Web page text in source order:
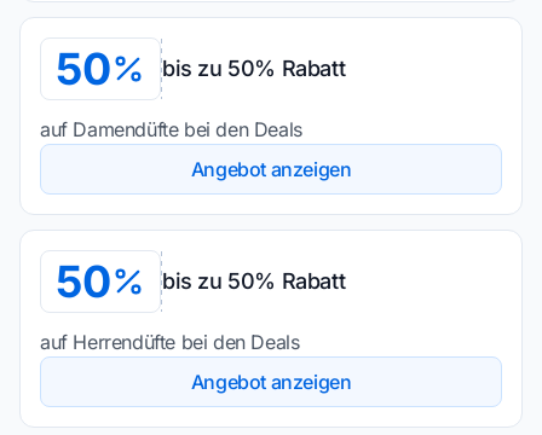
50 bis zu 50% Rabatt
auf Damendüfte bei den Deals
Angebot anzeigen
50 bis zu 50% Rabatt
auf Herrendüfte bei den Deals
Angebot anzeigen